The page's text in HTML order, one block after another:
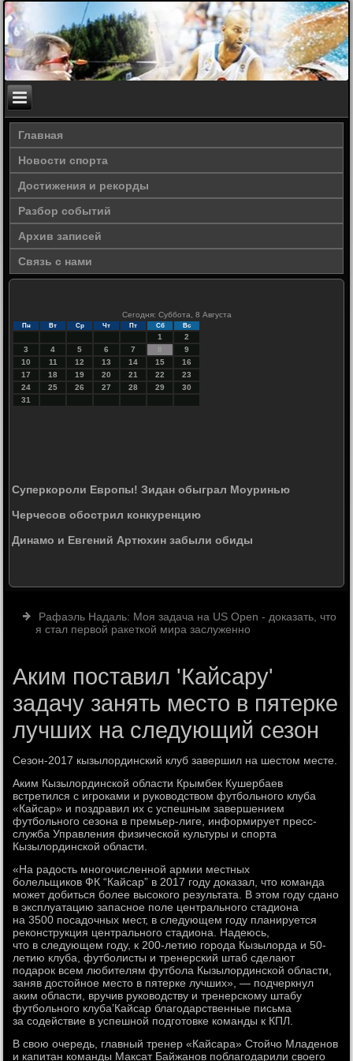
Главная
Новости спорта
Достижения и рекорды
Разбор событий
Архив записей
Связь с нами
Сегодня: Суббота, 8 Августа
Пн Вт Ср Чт Пт Сб Вс
1
2
3
4 5 6 7 8
9
10
11 12 13 14 15
16
17
18 19 20 21 22
23
24
25 26 27 28 29
30
31
Суперкороли Европы! Зидан обыграл Моуринью
Черчесов обострил конкуренцию
Динамо и Евгений Артюхин забыли обиды
Рафаэль Надаль: Моя задача на US Open - доказать, что
я стал первой ракеткой мира заслуженно
Аким поставил 'Кайсару'
задачу занять место в пятерке
лучших на следующий сезон
Сезон-2017 кызылординский клуб завершил на шестом месте.
Аким Кызылординской области Крымбек Кушербаев
встретился с игроками и руководством футбольного клуба
«Кайсар» и поздравил их с успешным завершением
футбольного сезона в премьер-лиге, информирует пресс-
служба Управления физической культуры и спорта
Кызылординской области.
«На радость многочисленной армии местных
болельщиков ФК “Кайсар” в 2017 году доказал, что команда
может добиться более высокого результата. В этом году сдано
в эксплуатацию запасное поле центрального стадиона
на 3500 посадочных мест, в следующем году планируется
реконструкция центрального стадиона. Надеюсь,
что в следующем году, к 200-летию города Кызылорда и 50-
летию клуба, футболисты и тренерский штаб сделают
подарок всем любителям футбола Кызылординской области,
заняв достойное место в пятерке лучших», — подчеркнул
аким области, вручив руководству и тренерскому штабу
футбольного клуба’Кайсар благодарственные письма
за содействие в успешной подготовке команды к КПЛ.
В свою очередь, главный тренер «Кайсара» Стойчо Младенов
и капитан команды Максат Байжанов поблагодарили своего